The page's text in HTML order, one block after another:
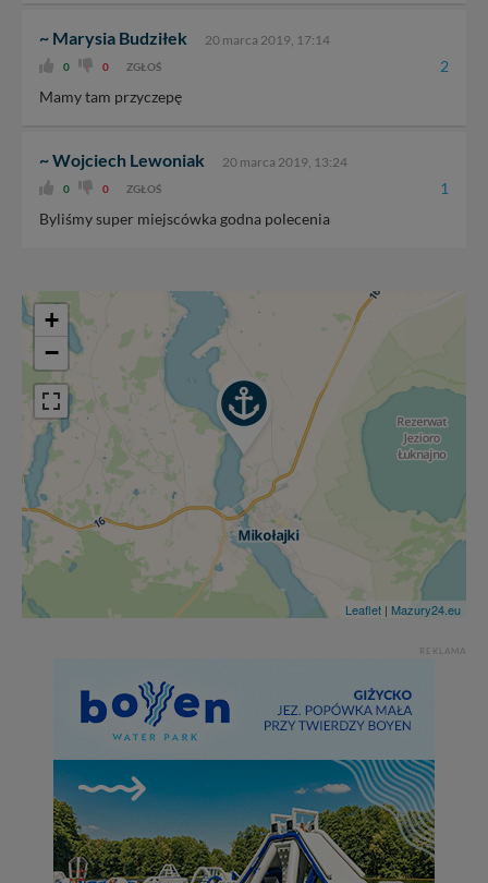
~ Marysia Budziłek 20 marca 2019, 17:14
0 0 ZGŁOŚ 2
Mamy tam przyczepę
~ Wojciech Lewoniak 20 marca 2019, 13:24
0 0 ZGŁOŚ 1
Byliśmy super miejscówka godna polecenia
+
−
Leaflet | Mazury24.eu
REKLAMA